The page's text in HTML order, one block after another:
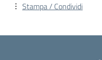
Stampa / Condividi